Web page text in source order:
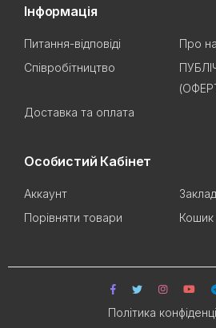
Інформація
Питання-відповіді
Про
Співробітництво
Доставка та оплата
Особистий Кабінет
Аккаунт
Порівняти товари
Кошик
Політика